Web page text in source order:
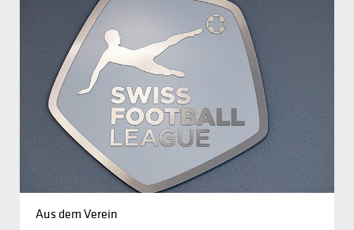
Aus dem Verein